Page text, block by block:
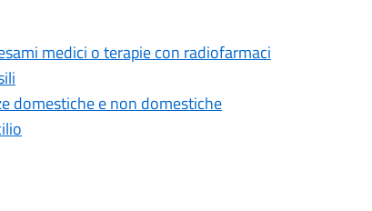
medici o terapie con radiofarmaci
domestiche e non domestiche